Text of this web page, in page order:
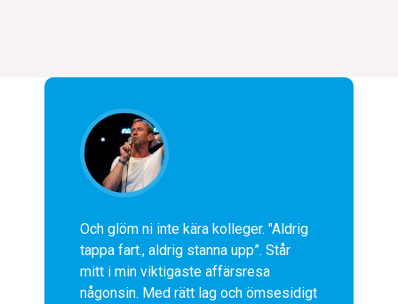
Och glöm ni inte kära kolleger. "Aldrig
tappa fart., aldrig stanna upp”. Står
mitt i min viktigaste affärsresa
någonsin. Med rätt lag och ömsesidigt